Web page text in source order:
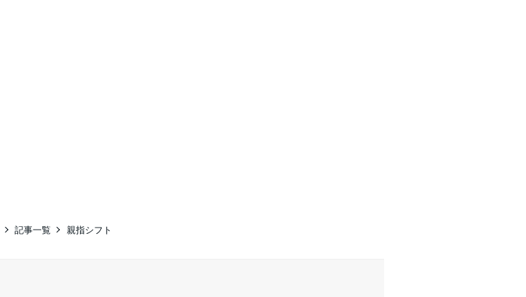
記事一覧 親指シフト